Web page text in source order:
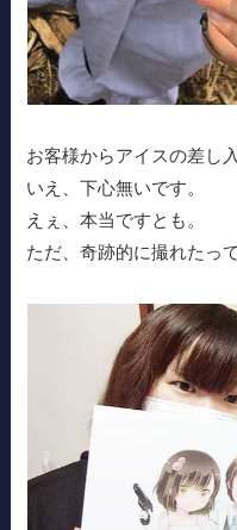
お客様からアイスの差し
いえ、下心無いです。
えぇ、本当ですとも。
ただ、奇跡的に撮れたっ